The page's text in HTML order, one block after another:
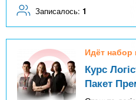
Записалось: 1
Идёт набор
Курс
Пакет